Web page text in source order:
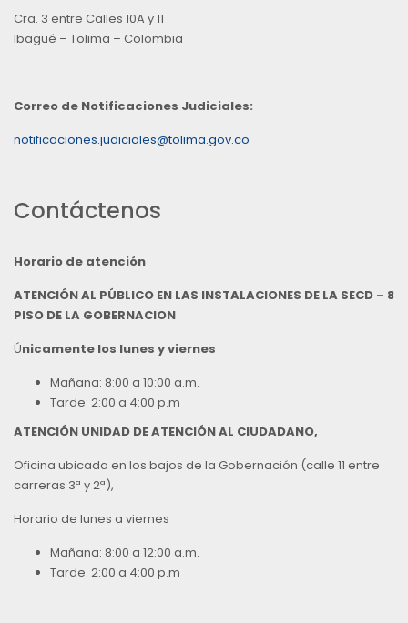
Cra. 3 entre Calles 10A y 11
Ibagué – Tolima – Colombia
Correo de Notificaciones Judiciales:
notificaciones.judiciales@tolima.gov.co
Contáctenos
Horario de atención
ATENCIÓN AL PÚBLICO EN LAS INSTALACIONES DE LA SECD – 8
PISO DE LA GOBERNACION
Únicamente los lunes y viernes
Mañana: 8:00 a 10:00 a.m.
Tarde: 2:00 a 4:00 p.m
ATENCIÓN UNIDAD DE ATENCIÓN AL CIUDADANO,
Oficina ubicada en los bajos de la Gobernación (calle 11 entre
carreras 3ª y 2ª),
Horario de lunes a viernes
Mañana: 8:00 a 12:00 a.m.
Tarde: 2:00 a 4:00 p.m